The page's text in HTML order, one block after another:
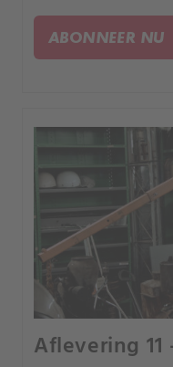
ABONNEER NU
Aflevering 11